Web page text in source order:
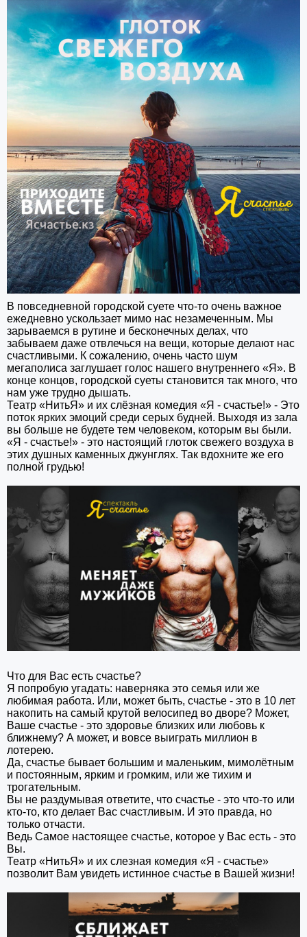
В повседневной городской суете что-то очень важное
ежедневно ускользает мимо нас незамеченным. Мы
зарываемся в рутине и бесконечных делах, что
забываем даже отвлечься на вещи, которые делают нас
счастливыми. К сожалению, очень часто шум
мегаполиса заглушает голос нашего внутреннего «Я». В
конце концов, городской суеты становится так много, что
нам уже трудно дышать.
Театр «НитьЯ» и их слёзная комедия «Я - счастье!» - Это
поток ярких эмоций среди серых будней. Выходя из зала
вы больше не будете тем человеком, которым вы были.
«Я - счастье!» - это настоящий глоток свежего воздуха в
этих душных каменных джунглях. Так вдохните же его
полной грудью!
Что для Вас есть счастье?
Я попробую угадать: наверняка это семья или же
любимая работа. Или, может быть, счастье - это в 10 лет
накопить на самый крутой велосипед во дворе? Может,
Ваше счастье - это здоровье близких или любовь к
ближнему? А может, и вовсе выиграть миллион в
лотерею.
Да, счастье бывает большим и маленьким, мимолётным
и постоянным, ярким и громким, или же тихим и
трогательным.
Вы не раздумывая ответите, что счастье - это что-то или
кто-то, кто делает Вас счастливым. И это правда, но
только отчасти.
Ведь Самое настоящее счастье, которое у Вас есть - это
Вы.
Театр «НитьЯ» и их слезная комедия «Я - счастье»
позволит Вам увидеть истинное счастье в Вашей жизни!